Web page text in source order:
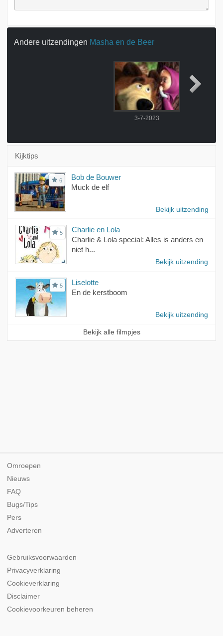
Andere uitzendingen Masha en de Beer
3-7-2023
Kijktips
6
Bob de Bouwer
Muck de elf
Bekijk uitzending
5
Charlie en Lola
Charlie & Lola special: Alles is anders en
niet h...
Bekijk uitzending
5
Liselotte
En de kerstboom
Bekijk uitzending
Bekijk alle filmpjes
Omroepen
Nieuws
FAQ
Bugs/Tips
Pers
Adverteren
Gebruiksvoorwaarden
Privacyverklaring
Cookieverklaring
Disclaimer
Cookievoorkeuren beheren